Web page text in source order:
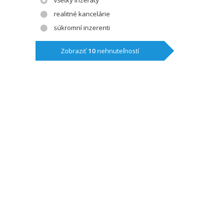
realitné kancelárie
súkromní inzerenti
Zobraziť10nehnuteľností